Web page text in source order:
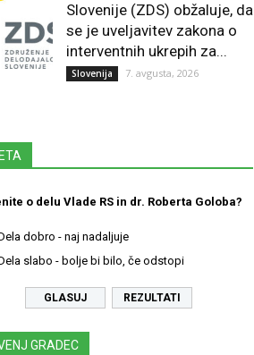
Slovenije (ZDS) obžaluje, da
se je uveljavitev zakona o
interventnih ukrepih za...
Slovenija 7. avgusta, 2026
o delu Vlade RS in dr. Roberta Goloba?
dobro - naj nadaljuje
slabo - bolje bi bilo, če odstopi
REZULTATI
GRADEC